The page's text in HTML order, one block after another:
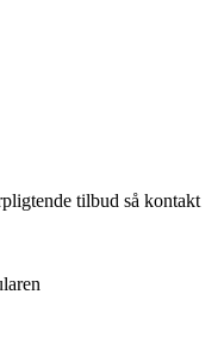
tilbud så kontakt